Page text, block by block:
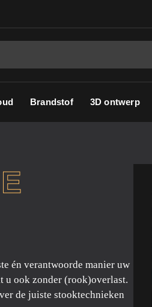
Brandstof 3D ontwerp
én verantwoorde manier uw
u ook zonder (rook)overlast.
de juiste stooktechnieken